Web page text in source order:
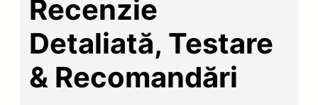
Recenzie
Detaliată, Testare
& Recomandări